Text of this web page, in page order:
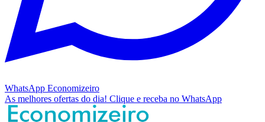
WhatsApp Economizeiro
As melhores ofertas do dia! Clique e receba no WhatsApp